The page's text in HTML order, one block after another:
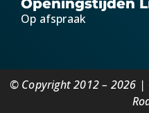
Openingstijden
Op afspraak
© Copyright 2012 – 2026